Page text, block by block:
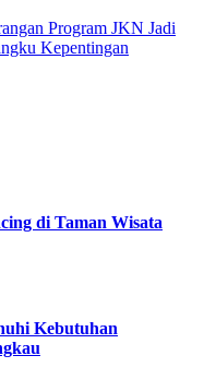
Program JKN Jadi
Kepentingan
di Taman Wisata
Kebutuhan